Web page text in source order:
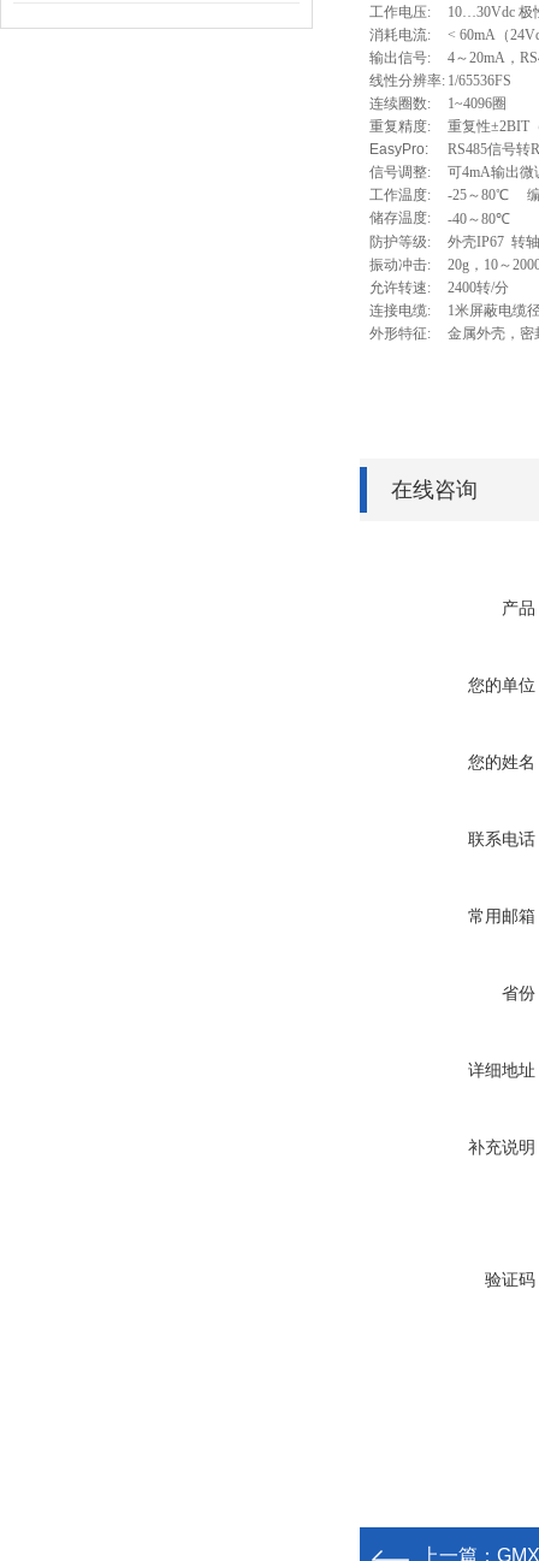
工作电压: 10…30Vdc极
消耗电流: <60mA（
输出信号: 4～20mA ，
线性分辨率: 1/65536FS
连续圈数: 1~4096圈
重复精度:
重复性±2BIT
EasyPro:
RS485信号转
信号调整: 可4mA输出微
工作温度: -25～80℃ 编
储存温度: -40～80℃
防护等级:
外壳IP67 转
振动冲击: 20g ， 10～
允许转速: 2400转/分
连接电缆: 1米屏蔽电缆
外形特征: 金属外壳，密
在线咨询
产品
您的单位
您的姓名
联系电话
常用邮箱
省份
详细地址
补充说明
验证码
上一篇：